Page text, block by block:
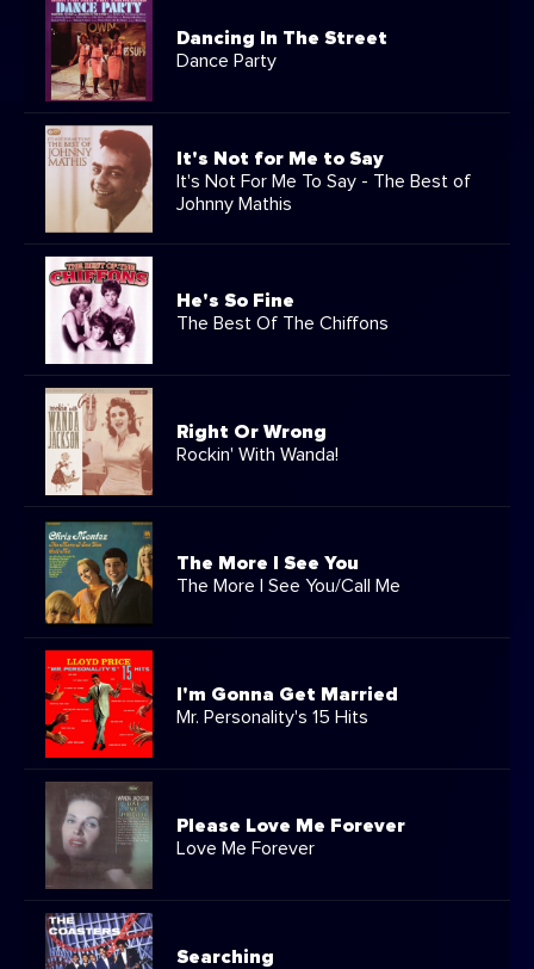
Dancing In The Street
Dance Party
It's Not for Me to Say
It's Not For Me To Say - The Best of
Johnny Mathis
He's So Fine
The Best Of The Chiffons
Right Or Wrong
Rockin' With Wanda!
The More I See You
The More I See You/Call Me
I'm Gonna Get Married
Mr. Personality's 15 Hits
Please Love Me Forever
Love Me Forever
Searching